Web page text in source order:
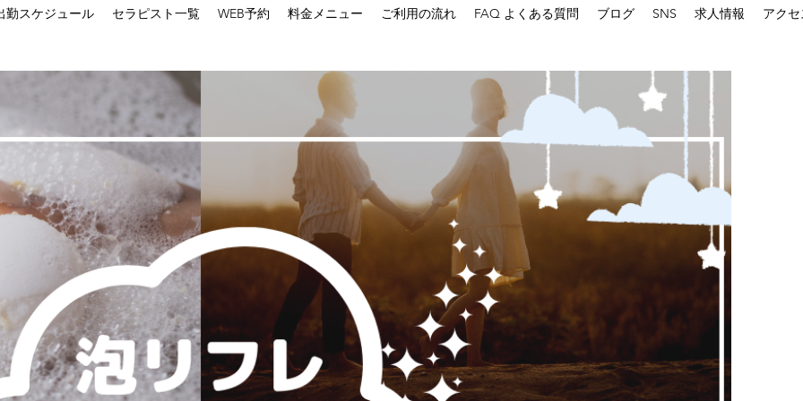
勤スケジュール セラピスト一覧 WEB予約 料金メニュー ご利用の流れ FAQ よくある質問 ブログ SNS 求人情報 アク